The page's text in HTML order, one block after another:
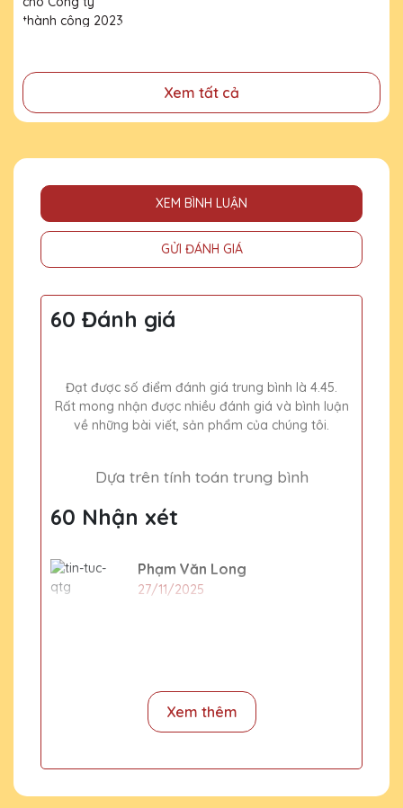
đã cống hiến, đóng góp cho doanh nghiệp, cho cộng
đồng
Xem tất cả
XEM BÌNH LUẬN
GỬI ĐÁNH GIÁ
60 Đánh giá
Đạt được số điểm đánh giá trung bình là 4.45.
Rất mong nhận được nhiều đánh giá và bình luận
về những bài viết, sản phẩm của chúng tôi.
Dựa trên tính toán trung bình
60 Nhận xét
Phạm Văn Long
27/11/2025
CSKH Pha Lê Hà Nội
2020-01-01
ngày, dịp cuối năm thì thời gian trả
Xem thêm